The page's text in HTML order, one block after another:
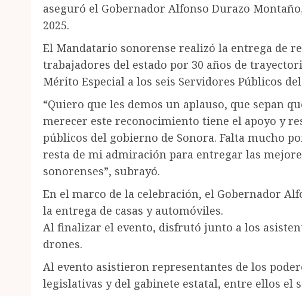
aseguró el Gobernador Alfonso Durazo
2025.
El Mandatario sonorense realizó la entrega de
trabajadores del estado por 30 años de
Mérito Especial a los seis Servidores Públicos
“Quiero que les demos un aplauso, que sepan
merecer este reconocimiento tiene el apoyo y
públicos del gobierno de Sonora. Falta mucho
resta de mi admiración para entregar las
sonorenses”, subrayó.
En el marco de la celebración, el Gobernador
la entrega de casas y automóviles.
Al finalizar el evento, disfrutó junto a los
drones.
Al evento asistieron representantes de los
legislativas y del gabinete estatal, entre ellos el